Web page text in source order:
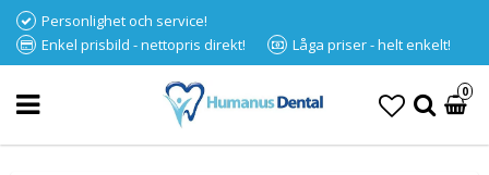
Personlighet och service!
Enkel prisbild - nettopris direkt!
Låga priser - helt enkelt!
0